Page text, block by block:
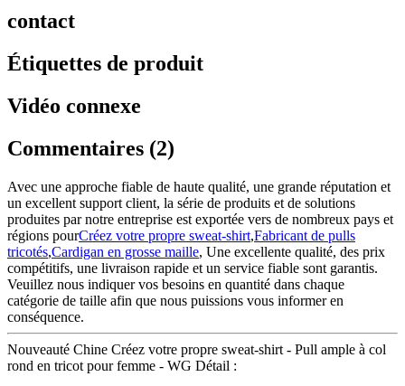
contact
Étiquettes de produit
Vidéo connexe
Commentaires (2)
Avec une approche fiable de haute qualité, une grande réputation et
un excellent support client, la série de produits et de solutions
produites par notre entreprise est exportée vers de nombreux pays et
régions pourCréez votre propre sweat-shirt,Fabricant de pulls
tricotés,Cardigan en grosse maille, Une excellente qualité, des prix
compétitifs, une livraison rapide et un service fiable sont garantis.
Veuillez nous indiquer vos besoins en quantité dans chaque
catégorie de taille afin que nous puissions vous informer en
conséquence.
Nouveauté Chine Créez votre propre sweat-shirt - Pull ample à col
rond en tricot pour femme - WG Détail :